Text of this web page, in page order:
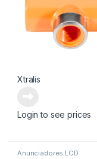
Xtralis
Login to see prices
Anunciadores LCD